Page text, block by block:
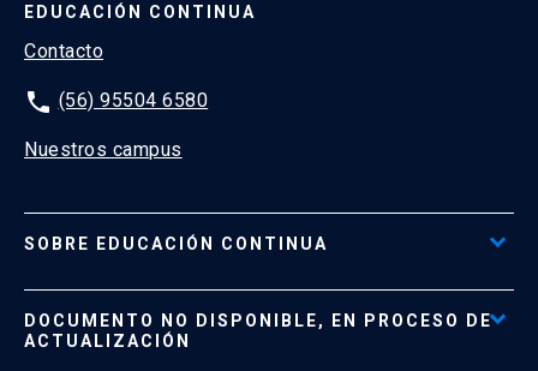
EDUCACIÓN CONTINUA
Contacto
phone (56) 95504 6580
Nuestros campus
SOBRE EDUCACIÓN CONTINUA
Formas de Pago
DOCUMENTO NO DISPONIBLE, EN PROCESO DE
ACTUALIZACIÓN